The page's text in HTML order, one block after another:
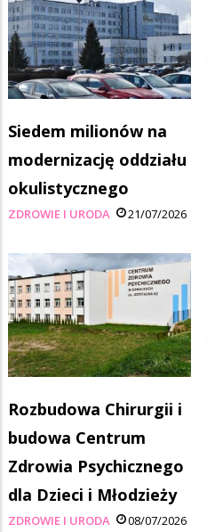
Siedem milionów na
modernizację oddziału
okulistycznego
ZDROWIE I URODA 21/07/2026
Rozbudowa Chirurgii i
budowa Centrum
Zdrowia Psychicznego
dla Dzieci i Młodzieży
ZDROWIE I URODA 08/07/2026